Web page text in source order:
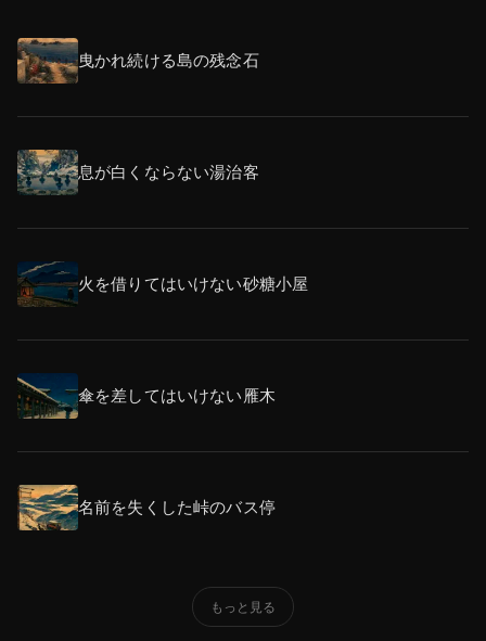
曳かれ続ける島の残念石
息が白くならない湯治客
火を借りてはいけない砂糖小屋
傘を差してはいけない雁木
名前を失くした峠のバス停
もっと見る